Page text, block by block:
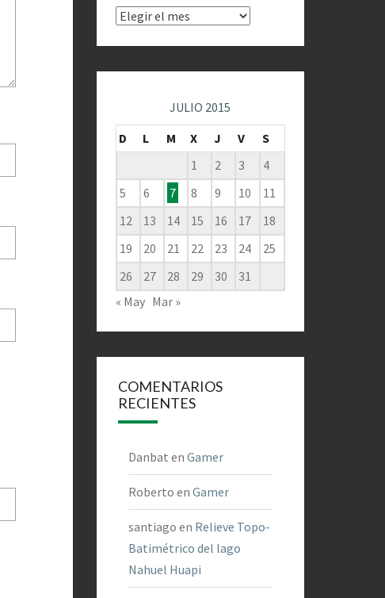
Archivos
JULIO 2015
D
L M X J V
S
1
2 3
4
5
6 7 8 9 10
11
12
13 14 15 16 17
18
19
20 21 22 23 24
25
26
27 28 29 30
31
« May Mar »
COMENTARIOS
RECIENTES
Danbat en Gamer
Roberto en Gamer
santiago en Relieve Topo-
Batimétrico del lago
Nahuel Huapi